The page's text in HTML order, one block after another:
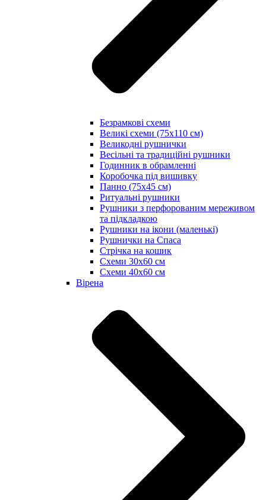
Безрамкові схеми
Великі схеми (75х110 см)
Великодні рушнички
Весільні та традиційні рушники
Годинник в обрамленні
Коробочка під вишивку
Панно (75х45 см)
Ритуальні рушники
Рушники з перфорованим мереживом
та підкладкою
Рушники на ікони (маленькі)
Рушнички на Спаса
Стрічка на кошик
Схеми 30х60 см
Схеми 40х60 см
Вірена